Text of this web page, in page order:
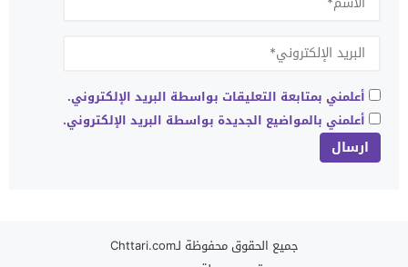
أعلمني بمتابعة التعليقات بواسطة البريد الإلكتروني.
أعلمني بالمواضيع الجديدة بواسطة البريد الإلكتروني.
جميع الحقوق محفوظة لـChttari.com